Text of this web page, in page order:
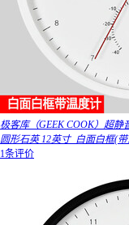
极客库（GEEK COOK）超
圆形石英 12英寸_白面白框(
1条评价